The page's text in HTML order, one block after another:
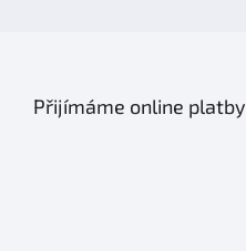
Přijímáme online platby